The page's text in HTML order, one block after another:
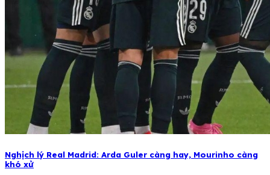
Nghịch lý Real Madrid: Arda Guler càng hay, Mourinho càng
khó xử